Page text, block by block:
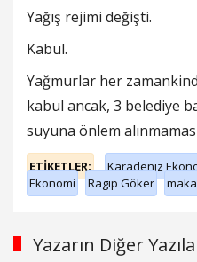
Yağış rejimi değişti.
Kabul.
Yağmurlar her
kabul ancak, 3 belediye
suyuna önlem
ETİKETLER; Karadeniz
Ekonomi
Ragıp Göker
Yazarın Diğer